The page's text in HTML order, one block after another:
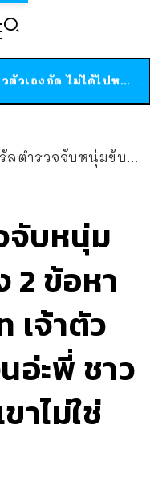
ได้เวลาเด็กหนวดรวมตัว RF Online Next เปิดให้เล่นแล้ว เกม Sci-Fi MMORPG ระดับตำนาน เล่นได้ทั้งมือถือและ PC
2 ข้อหา ปรับ 2,000 บาท เจ้าตัวโอด ไม่ค่อยมีเงินอ่ะพี่ ชาวเน็ตแซวยับ แต่เขาไม่ใช่เจ้าของรถ!!
จับหนุ่ม
2 ข้อหา
เจ้าตัว
อ่ะพี่ ชาว
าไม่ใช่